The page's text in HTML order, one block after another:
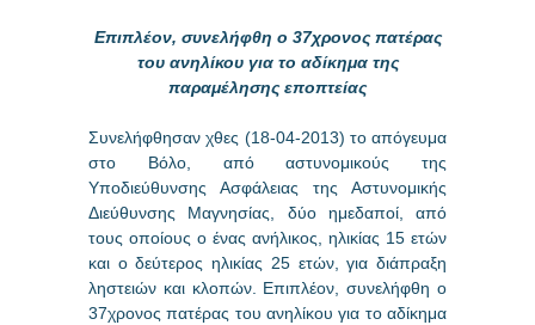
Επιπλέον, συνελήφθη ο 37χρονος πατέρας
του ανηλίκου για το αδίκημα της
παραμέλησης εποπτείας
Συνελήφθησαν χθες (18-04-2013) το απόγευμα
στο Βόλο, από αστυνομικούς της
Υποδιεύθυνσης Ασφάλειας της Αστυνομικής
Διεύθυνσης Μαγνησίας, δύο ημεδαποί, από
τους οποίους ο ένας ανήλικος, ηλικίας 15 ετών
και ο δεύτερος ηλικίας 25 ετών, για διάπραξη
ληστειών και κλοπών. Επιπλέον, συνελήφθη ο
37χρονος πατέρας του ανηλίκου για το αδίκημα